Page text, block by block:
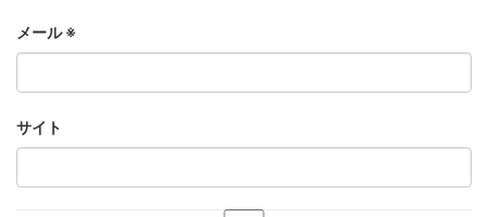
メール※
サイト